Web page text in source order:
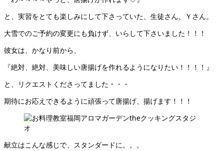
と、実習をとても楽しみにして下さっていた、生徒さん、Ｙさん。
大雪でのご予約の変更にも負けず、いらして下さいました！！！
彼女は、かなり前から、
『絶対、絶対、美味しい唐揚げを作れるようになりたい！！！！』
と、リクエストくださってました・・・
期待にお応えできるように頑張って唐揚げ、揚げます！！！
献立はこんな感じで、スタンダードに。。。